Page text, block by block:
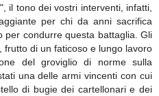
il tono dei vostri interventi, infatti,
per chi da anni sacrifica
per condurre questa battaglia. Gli
frutto di un faticoso e lungo lavoro
del groviglio di norme sulla
una delle armi vincenti con cui
di bugie dei cartellonari e dei